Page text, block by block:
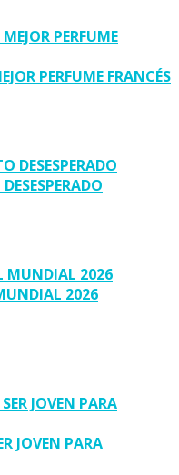
PERFUME FRANCÉS
2026
JOVEN PARA